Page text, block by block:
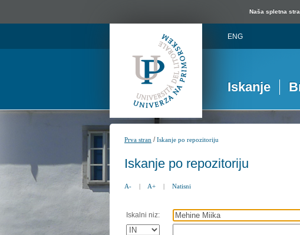
Naša spletna
ENG
Iskanje
Prva stran /Iskanje po repozitoriju
Iskanje po repozitoriju
A- | A+ | Natisni
Iskalni niz: